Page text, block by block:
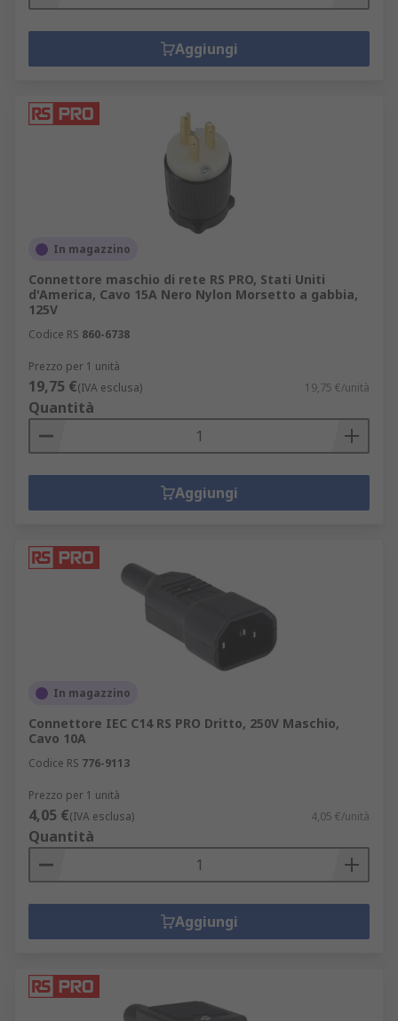
Aggiungi
In magazzino
Connettore maschio di rete RS PRO, Stati Uniti
d'America, Cavo 15A Nero Nylon Morsetto a gabbia,
125V
Codice RS 860-6738
Prezzo per 1 unità
19,75 €(IVA esclusa) 19,75 €/unità
Quantità
Aggiungi
In magazzino
Connettore IEC C14 RS PRO Dritto, 250V Maschio,
Cavo 10A
Codice RS 776-9113
Prezzo per 1 unità
4,05 €(IVA esclusa) 4,05 €/unità
Quantità
Aggiungi